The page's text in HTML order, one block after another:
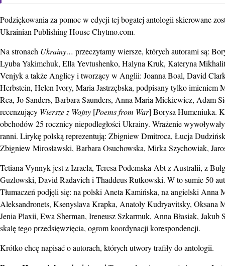
Podziękowania za pomoc w edycji tej bogatej antologii skierowane
Ukrainian Publishing House Chytmo.com.
Na stronach Ukrainy… przeczytamy wiersze, których autorami są:
Lyuba Yakimchuk, Ella Yevtushenko, Halyna Kruk, Kateryna
Venjyk a także Anglicy i tworzący w Anglii: Joanna Boal, David
Herbstein, Helen Ivory, Maria Jastrzębska, podpisany tylko
Rea, Jo Sanders, Barbara Saunders, Anna Maria Mickiewicz, Adam
recenzujący Wiersze z Wojny [Poems from War] Borysa Humeniuka.
obchodów 25 rocznicy niepodległości Ukrainy. Wrażenie
ranni. Lirykę polską reprezentują: Zbigniew Dmitroca, Łucja
Zbigniew Mirosławski, Barbara Osuchowska, Mirka Szychowiak,
Tetiana Vynnyk jest z Izraela, Teresa Podemska-Abt z Australii, z
Guzlowski, David Radavich i Thaddeus Rutkowski. W to sumie 50
Tłumaczeń podjęli się: na polski Aneta Kamińska, na angielski
Aleksandronets, Ksenyslava Krapka, Anatoly Kudryavitsky, Oksana
Jenia Plaxii, Ewa Sherman, Ireneusz Szkarmuk, Anna Błasiak,
skalę tego przedsięwzięcia, ogrom koordynacji korespondencji.
Krótko chcę napisać o autorach, których utwory trafiły do antologii.